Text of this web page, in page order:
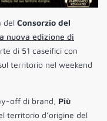
del Consorzio del
nuova edizione di
di 51 caseifici con
territorio nel weekend
off di brand, Più
territorio d’origine del